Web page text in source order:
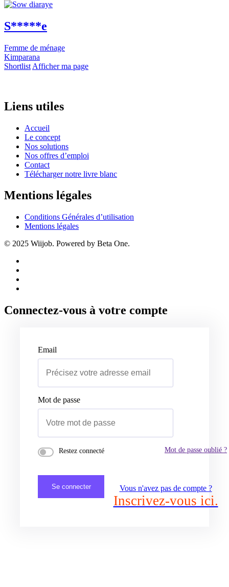
S*****e
Femme de ménage
Kimparana
Shortlist Afficher ma page
Liens utiles
Accueil
Le concept
Nos solutions
Nos offres d’emploi
Contact
Télécharger notre livre blanc
Mentions légales
Conditions Générales d’utilisation
Mentions légales
© 2025 Wiijob. Powered by Beta One.
Connectez-vous à votre compte
Email
Mot de passe
Restez connecté Mot de passe oublié ?
Se connecter Vous n'avez pas de compte ?
Inscrivez-vous ici.